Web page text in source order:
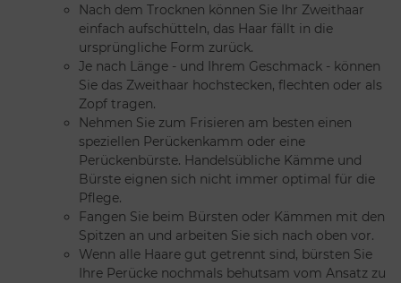
Nach dem Trocknen können Sie Ihr Zweithaar
einfach aufschütteln, das Haar fällt in die
ursprüngliche Form zurück.
Je nach Länge - und Ihrem Geschmack - können
Sie das Zweithaar hochstecken, flechten oder als
Zopf tragen.
Nehmen Sie zum Frisieren am besten einen
speziellen Perückenkamm oder eine
Perückenbürste. Handelsübliche Kämme und
Bürste eignen sich nicht immer optimal für die
Pflege.
Fangen Sie beim Bürsten oder Kämmen mit den
Spitzen an und arbeiten Sie sich nach oben vor.
Wenn alle Haare gut getrennt sind, bürsten Sie
Ihre Perücke nochmals behutsam vom Ansatz zu